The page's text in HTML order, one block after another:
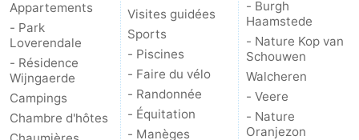
Nature
Het
Zwin
Météo
Contact
Appartements
- Park
Loverendale
- Résidence
Wijngaerde
Campings
Chambre d'hôtes
Visites guidées
Sports
- Piscines
- Faire du vélo
- Randonnée
- Équitation
- Manèges
- Burgh
Haamstede
- Nature Kop van
Schouwen
Walcheren
- Veere
- Nature
Oranjezon